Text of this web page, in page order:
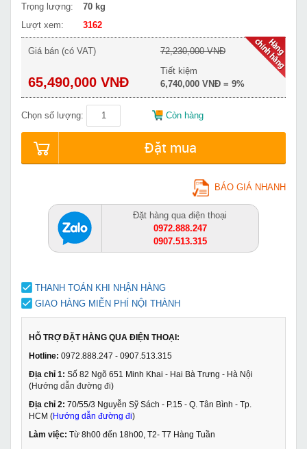
Trọng lượng:
70 kg
Lượt xem:
3162
Giá bán (có VAT)
65,490,000 VNĐ
72,230,000 VNĐ
Tiết kiệm
6,740,000 VNĐ = 9%
Chọn số lượng: Còn hàng
Đặt mua
BÁO GIÁ NHANH
Đặt hàng qua điện thoại
0972.888.247
0907.513.315
THANH TOÁN KHI NHẬN HÀNG
GIAO HÀNG MIỄN PHÍ NỘI THÀNH
HỖ TRỢ ĐẶT HÀNG QUA ĐIỆN THOẠI:
Hotline: 0972.888.247 - 0907.513.315
Địa chỉ 1: Số 82 Ngõ 651 Minh Khai - Hai Bà Trưng - Hà Nội
(Hướng dẫn đường đi)
Địa chỉ 2: 70/55/3 Nguyễn Sỹ Sách - P.15 - Q. Tân Bình - Tp.
HCM (Hướng dẫn đường đi)
Làm việc: Từ 8h00 đến 18h00, T2- T7 Hàng Tuần